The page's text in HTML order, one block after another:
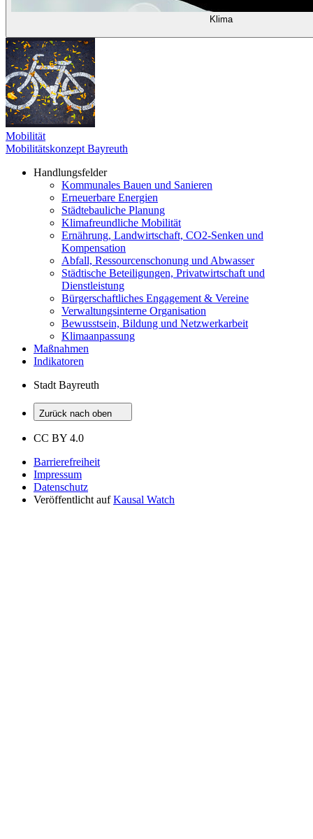
Klima
Mobilität
Mobilitätskonzept Bayreuth
Handlungsfelder
Kommunales Bauen und Sanieren
Erneuerbare Energien
Städtebauliche Planung
Klimafreundliche Mobilität
Ernährung, Landwirtschaft, CO2-Senken und
Kompensation
Abfall, Ressourcenschonung und Abwasser
Städtische Beteiligungen, Privatwirtschaft und
Dienstleistung
Bürgerschaftliches Engagement & Vereine
Verwaltungsinterne Organisation
Bewusstsein, Bildung und Netzwerkarbeit
Klimaanpassung
Maßnahmen
Indikatoren
Stadt Bayreuth
Zurück nach oben
CC BY 4.0
Barrierefreiheit
Impressum
Datenschutz
Veröffentlicht auf Kausal Watch